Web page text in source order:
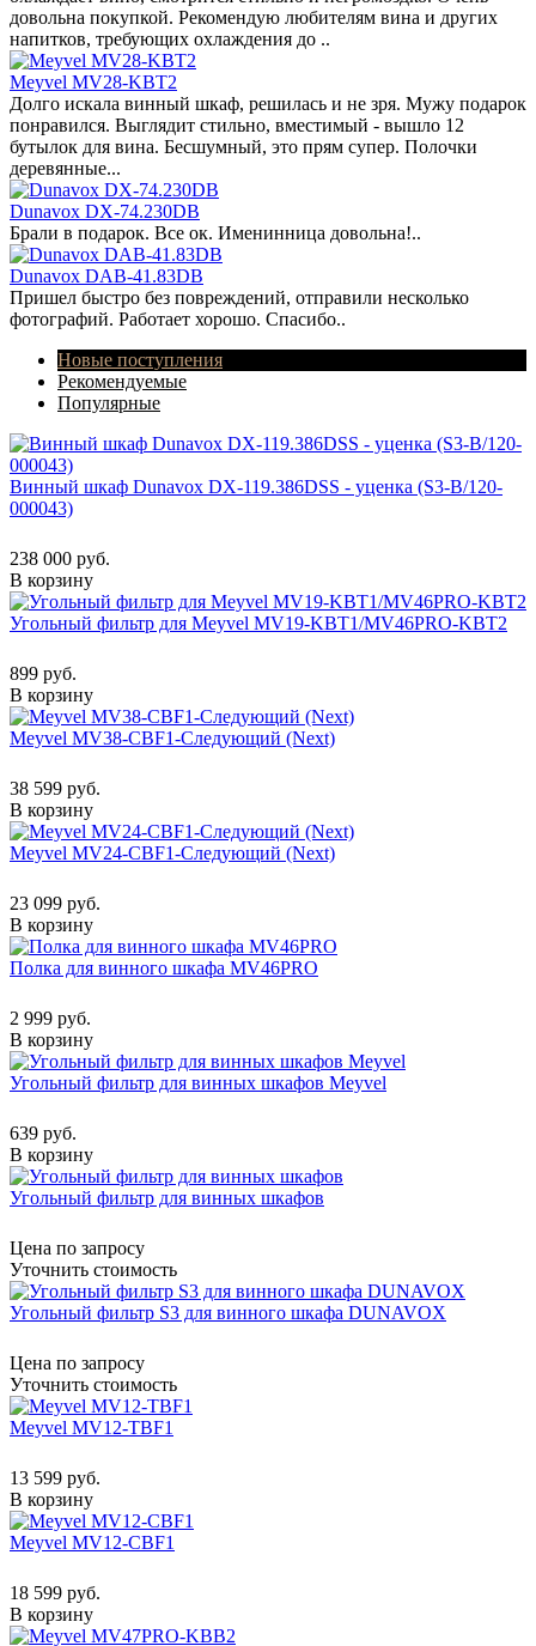
довольна покупкой. Рекомендую любителям вина и других
напитков, требующих охлаждения до ..
Meyvel MV28-KBT2
Долго искала винный шкаф, решилась и не зря. Мужу подарок
понравился. Выглядит стильно, вместимый - вышло 12
бутылок для вина. Бесшумный, это прям супер. Полочки
деревянные...
Dunavox DX-74.230DB
Брали в подарок. Все ок. Именинница довольна!..
Dunavox DAB-41.83DB
Пришел быстро без повреждений, отправили несколько
фотографий. Работает хорошо. Спасибо..
Новые поступления
Рекомендуемые
Популярные
Винный шкаф Dunavox DX-119.386DSS - уценка (S3-B/120-
000043)
238 000 руб.
В корзину
Угольный фильтр для Meyvel MV19-KBT1/MV46PRO-KBT2
899 руб.
В корзину
Meyvel MV38-CBF1-Следующий (Next)
38 599 руб.
В корзину
Meyvel MV24-CBF1-Следующий (Next)
23 099 руб.
В корзину
Полка для винного шкафа MV46PRO
2 999 руб.
В корзину
Угольный фильтр для винных шкафов Meyvel
639 руб.
В корзину
Угольный фильтр для винных шкафов
Цена по запросу
Уточнить стоимость
Угольный фильтр S3 для винного шкафа DUNAVOX
Цена по запросу
Уточнить стоимость
Meyvel MV12-TBF1
13 599 руб.
В корзину
Meyvel MV12-CBF1
18 599 руб.
В корзину